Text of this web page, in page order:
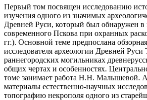
Первый том посвящен исследованию
изучения одного из значимых
Древней Руси, который был обнаружен в
современного Пскова при охранных
гг.). Основной теме предпослана
исследователя археологии Древней
раннегородских могильниках
общих чертах и особенностях.
томе занимает работа Н.Н. Малышевой.
материалы естественно-научных
топографию некрополя одного из